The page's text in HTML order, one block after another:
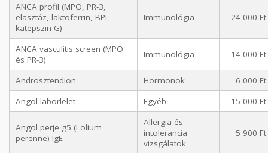
ANCA profil (MPO, PR-3,
elasztáz, laktoferrin, BPI,
katepszin G)
Immunológia 24 000 Ft
ANCA vasculitis screen (MPO
és PR-3)
Immunológia 14 000 Ft
Androsztendion Hormonok
6 000 Ft
Angol laborlelet
Egyéb 15 000 Ft
Angol perje g5 (Lolium
perenne) IgE
Allergia és
intolerancia
vizsgálatok
5 900 Ft